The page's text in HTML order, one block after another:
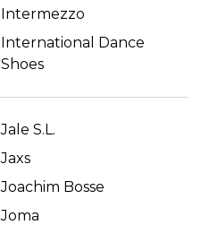
Intermezzo
International Dance
Shoes
Jale S.L.
Jaxs
Joachim Bosse
Joma